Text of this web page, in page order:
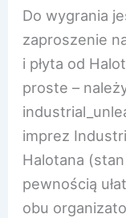
Do wygrania
zaproszenie
i płyta od
proste –
imprez
Halotana (stan
pewnością
obu